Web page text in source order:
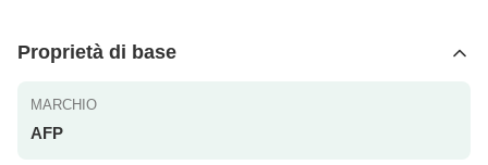
Proprietà di base
MARCHIO
AFP